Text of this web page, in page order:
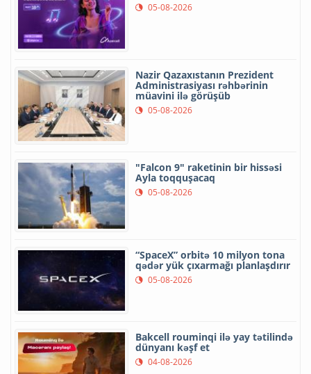
05-08-2026
Nazir Qazaxıstanın Prezident
Administrasiyası rəhbərinin
müavini ilə görüşüb
05-08-2026
"Falcon 9" raketinin bir hissəsi
Ayla toqquşacaq
05-08-2026
“SpaceX” orbitə 10 milyon tona
qədər yük çıxarmağı planlaşdırır
05-08-2026
Bakcell rouminqi ilə yay tətilində
dünyanı kəşf et
04-08-2026